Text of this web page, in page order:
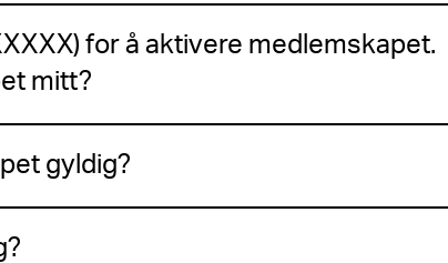
for å aktivere medlemskapet.
mitt?
gyldig?